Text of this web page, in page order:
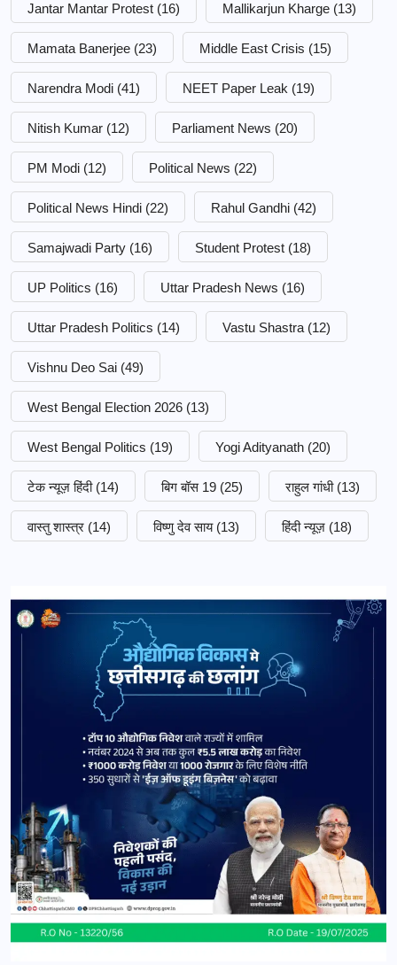
Jantar Mantar Protest (16) Mallikarjun Kharge (13)
Mamata Banerjee (23) Middle East Crisis (15)
Narendra Modi (41) NEET Paper Leak (19)
Nitish Kumar (12) Parliament News (20)
PM Modi (12) Political News (22)
Political News Hindi (22) Rahul Gandhi (42)
Samajwadi Party (16) Student Protest (18)
UP Politics (16) Uttar Pradesh News (16)
Uttar Pradesh Politics (14) Vastu Shastra (12)
Vishnu Deo Sai (49)
West Bengal Election 2026 (13)
West Bengal Politics (19) Yogi Adityanath (20)
टेक न्यूज़ हिंदी (14) बिग बॉस 19 (25) राहुल गांधी (13)
वास्तु शास्त्र (14) विष्णु देव साय (13) हिंदी न्यूज़ (18)